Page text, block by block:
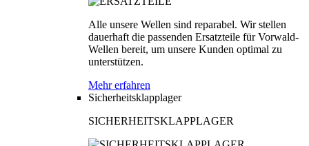
Alle unsere Wellen sind reparabel. Wir stellen
dauerhaft die passenden Ersatzteile für Vorwald-
Wellen bereit, um unsere Kunden optimal zu
unterstützen.
Mehr erfahren
Sicherheitsklapplager
SICHERHEITSKLAPPLAGER